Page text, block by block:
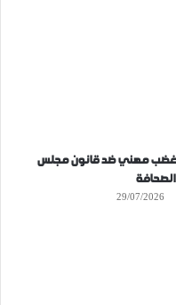
غضب مهني ضد قانون مجلس
الصحافة
29/07/2026